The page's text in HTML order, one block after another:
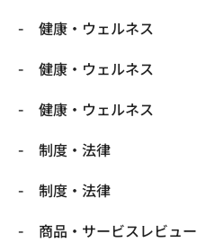
健康・ウェルネス
健康・ウェルネス
健康・ウェルネス
制度・法律
制度・法律
商品・サービスレビュー